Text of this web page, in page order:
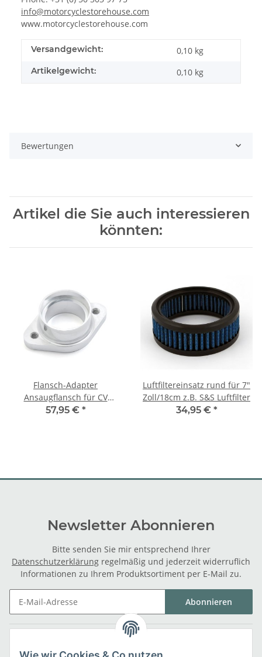
info@motorcyclestorehouse.com
www.motorcyclestorehouse.com
Versandgewicht: 0,10 kg
Artikelgewicht: 0,10 kg
Bewertungen
Artikel die Sie auch interessieren
könnten:
Flansch-Adapter
Ansaugflansch für CV
Vergaser
57,95 € *
Luftfiltereinsatz rund für 7"
Zoll/18cm z.B. S&S Luftfilter
34,95 € *
Newsletter Abonnieren
Bitte senden Sie mir entsprechend Ihrer
Datenschutzerklärung regelmäßig und jederzeit widerruflich
Informationen zu Ihrem Produktsortiment per E-Mail zu.
Abonnieren